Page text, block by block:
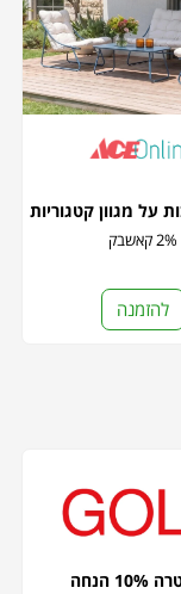
על מגוון קטגוריות
2% קאשבק
להזמנה
הנחה